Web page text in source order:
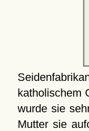
katholischem
wurde sie
Mutter sie